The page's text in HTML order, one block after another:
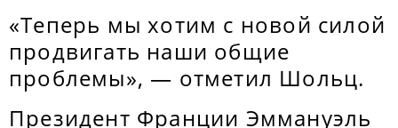
«Теперь мы хотим с новой силой
продвигать наши общие
проблемы», — отметил Шольц.
Президент Франции Эммануэль